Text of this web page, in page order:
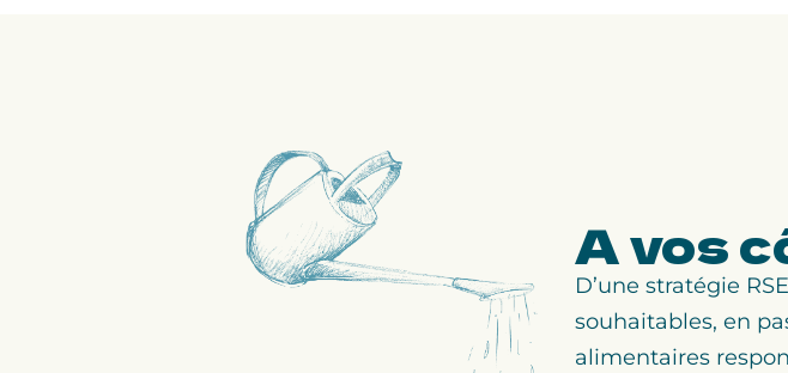
A vos
D’une stratégie
souhaitables, en
alimentaires